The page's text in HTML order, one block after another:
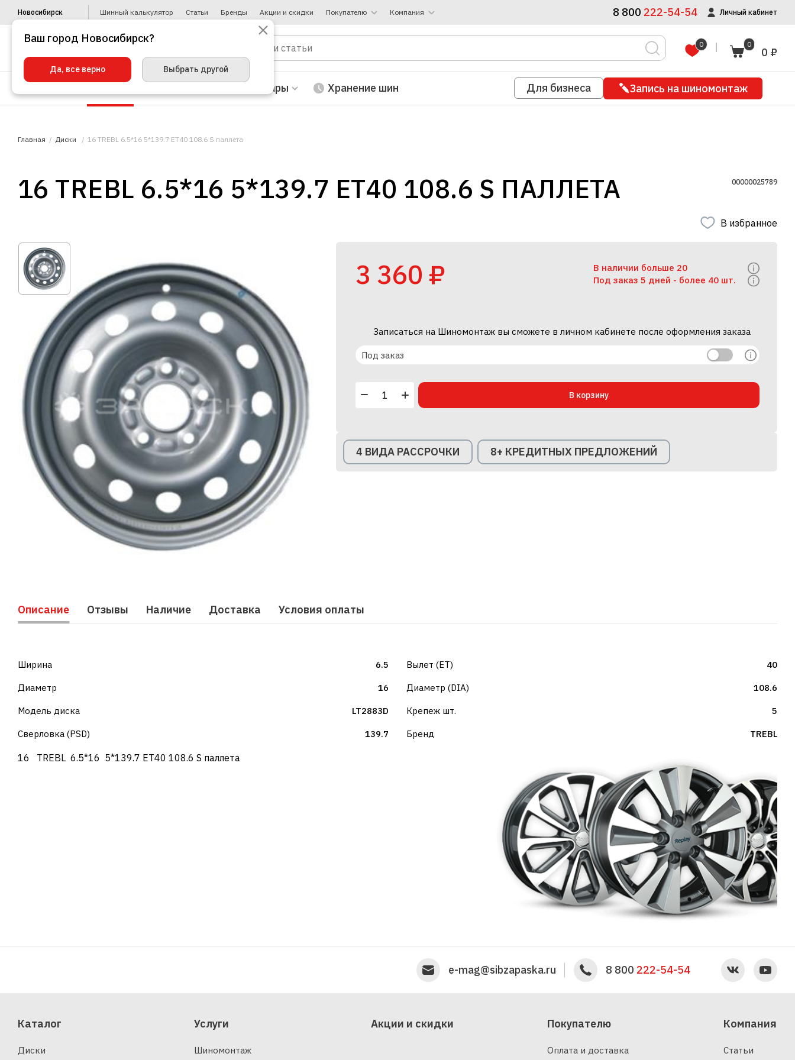
Новосибирск Шинный калькулятор Статьи Бренды Акции и скидки Покупателю Компания 8 800 222-54-54 Личный кабинет
0 0
0 ₽
Автотовары Хранение шин Для бизнеса Запись на шиномонтаж
Главная Диски 16 TREBL 6.5*16 5*139.7 ЕТ40 108.6 S паллета
16 TREBL 6.5*16 5*139.7 ЕТ40 108.6 S ПАЛЛЕТА 00000025789
В избранное
3 360 ₽
В наличии больше 20
Под заказ 5 дней - более 40 шт.
Записаться на Шиномонтаж вы сможете в личном кабинете после оформления заказа
Под заказ
В корзину
4 ВИДА РАССРОЧКИ 8+ КРЕДИТНЫХ ПРЕДЛОЖЕНИЙ
Описание Отзывы Наличие Доставка Условия оплаты
Ширина 6.5
Диаметр 16
Модель диска LT2883D
Сверловка (PSD) 139.7
Вылет (ET) 40
Диаметр (DIA) 108.6
Крепеж шт. 5
Бренд TREBL
16 TREBL 6.5*16 5*139.7 ЕТ40 108.6 S паллета
e-mag@sibzapaska.ru 8 800 222-54-54
Каталог
Диски
Услуги
Шиномонтаж
Акции и скидки Покупателю
Оплата и доставка
Компания
Статьи
Ваш город Новосибирск?
Да, все верно Выбрать другой